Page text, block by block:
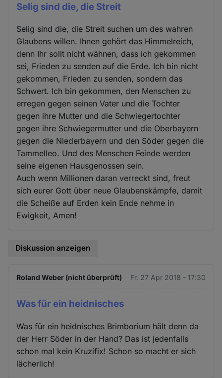
Selig sind die, die Streit
Selig sind die, die Streit suchen um des wahren
Glaubens willen. Ihnen gehört das Himmelreich,
denn Ihr sollt nicht wähnen, dass ich gekommen
sei, Frieden zu senden auf die Erde. Ich bin nicht
gekommen, Frieden zu senden, sondern das
Schwert. Ich bin gekommen, den Menschen zu
erregen gegen seinen Vater und die Tochter
gegen ihre Mutter und die Schwiegertochter
gegen ihre Schwiegermutter und die Oberbayern
gegen die Niederbayern und den Söder gegen die
Tammelleo. Und des Menschen Feinde werden
seine eigenen Hausgenossen sein.
Auch wenn Millionen daran verreckt sind, freut
sich eurer Gott über neue Glaubenskämpfe, damit
die Scheiße auf Erden kein Ende nehme in
Ewigkeit, Amen!
Diskussion anzeigen
Roland Weber (nicht überprüft) Fr. 27 Apr 2018 - 17:30
Was für ein heidnisches
Was für ein heidnisches Brimborium hält denn da
der Herr Söder in der Hand? Das ist jedenfalls
schon mal kein Kruzifix! Schon so macht er sich
lächerlich!